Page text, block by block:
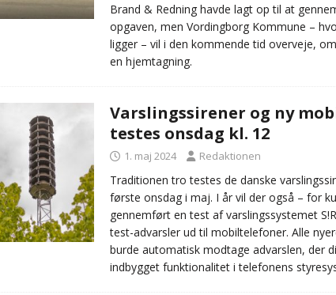
Brand & Redning havde lagt op til at
opgaven, men Vordingborg Kommune –
ligger – vil i den kommende tid overveje,
en hjemtagning.
Varslingssirener og ny
testes onsdag kl. 12
1. maj 2024 Redaktionen
Traditionen tro testes de danske
første onsdag i maj. I år vil der også – for
gennemført en test af varslingssystemet
test-advarsler ud til mobiltelefoner. Alle
burde automatisk modtage advarslen, der
indbygget funktionalitet i telefonens